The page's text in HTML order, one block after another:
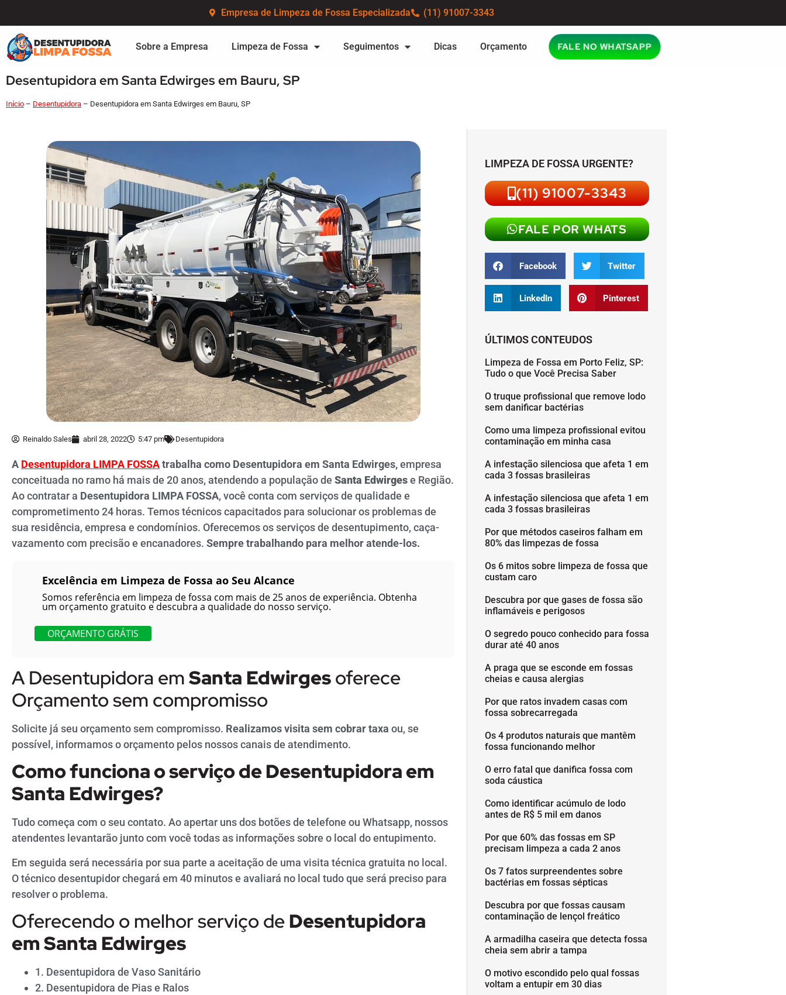
Empresa de Limpeza de Fossa Especializada (11) 91007-3343
Sobre a Empresa Limpeza de Fossa Seguimentos Dicas Orçamento FALE NO WHATSAPP
Desentupidora em Santa Edwirges em Bauru, SP
Início – Desentupidora – Desentupidora em Santa Edwirges em Bauru, SP
Reinaldo Sales abril 28, 2022 5:47 pm Desentupidora
A Desentupidora LIMPA FOSSAtrabalha como Desentupidora em Santa Edwirges,empresa
conceituada no ramo há mais de 20 anos, atendendo a população de Santa Edwirgese Região.
Ao contratar a Desentupidora LIMPA FOSSA, você conta com serviços de qualidade e
comprometimento 24 horas. Temos técnicos capacitados para solucionar os problemas de
sua residência, empresa e condomínios. Oferecemos os serviços de desentupimento, caça-
vazamento com precisão e encanadores. Sempre trabalhando para melhor atende-los.
Excelência em Limpeza de Fossa ao Seu Alcance
Somos referência em limpeza de fossa com mais de 25 anos de experiência. Obtenha
um orçamento gratuito e descubra a qualidade do nosso serviço.
ORÇAMENTO GRÁTIS
A Desentupidora emSanta Edwirgesoferece
Orçamento sem compromisso
Solicite já seu orçamento sem compromisso. Realizamos visita sem cobrar taxa ou, se
possível, informamos o orçamento pelos nossos canais de atendimento.
Como funciona o serviço deDesentupidora em
Santa Edwirges?
Tudo começa com o seu contato. Ao apertar uns dos botões de telefone ou Whatsapp, nossos
atendentes levantarão junto com você todas as informações sobre o local do entupimento.
Em seguida será necessária por sua parte a aceitação de uma visita técnica gratuita no local.
O técnico desentupidor chegará em 40 minutos e avaliará no local tudo que será preciso para
resolver o problema.
Oferecendo o melhor serviço deDesentupidora
emSanta Edwirges
1. Desentupidora de Vaso Sanitário
2. Desentupidora de Pias e Ralos
LIMPEZA DE FOSSA URGENTE?
(11) 91007-3343
FALE POR WHATS
Facebook Twitter
LinkedIn Pinterest
ÚLTIMOS CONTEUDOS
Limpeza de Fossa em Porto Feliz, SP:
Tudo o que Você Precisa Saber
O truque profissional que remove lodo
sem danificar bactérias
Como uma limpeza profissional evitou
contaminação em minha casa
A infestação silenciosa que afeta 1 em
cada 3 fossas brasileiras
A infestação silenciosa que afeta 1 em
cada 3 fossas brasileiras
Por que métodos caseiros falham em
80% das limpezas de fossa
Os 6 mitos sobre limpeza de fossa que
custam caro
Descubra por que gases de fossa são
inflamáveis e perigosos
O segredo pouco conhecido para fossa
durar até 40 anos
A praga que se esconde em fossas
cheias e causa alergias
Por que ratos invadem casas com
fossa sobrecarregada
Os 4 produtos naturais que mantêm
fossa funcionando melhor
O erro fatal que danifica fossa com
soda cáustica
Como identificar acúmulo de lodo
antes de R$ 5 mil em danos
Por que 60% das fossas em SP
precisam limpeza a cada 2 anos
Os 7 fatos surpreendentes sobre
bactérias em fossas sépticas
Descubra por que fossas causam
contaminação de lençol freático
A armadilha caseira que detecta fossa
cheia sem abrir a tampa
O motivo escondido pelo qual fossas
voltam a entupir em 30 dias